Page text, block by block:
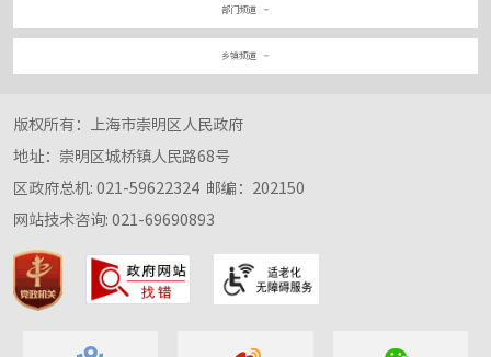
部门频道
乡镇频道
版权所有：上海市崇明区人民政府
地址：崇明区城桥镇人民路68号
区政府总机: 021-59622324 邮编：202150
网站技术咨询: 021-69690893